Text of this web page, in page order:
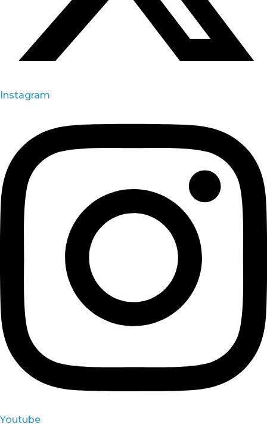
Instagram
Youtube